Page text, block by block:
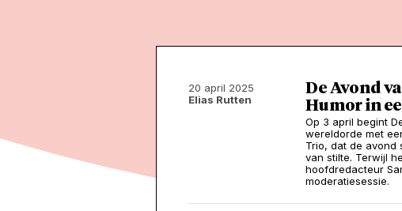
20 april 2025
Elias Rutten
De Avond
Humor in
Op 3 april begint
wereldorde met
Trio, dat de avond
van stilte. Terwijl
hoofdredacteur
moderatiesessie.